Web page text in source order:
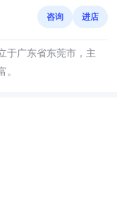
咨询 进店
于广东省东莞市，主
。